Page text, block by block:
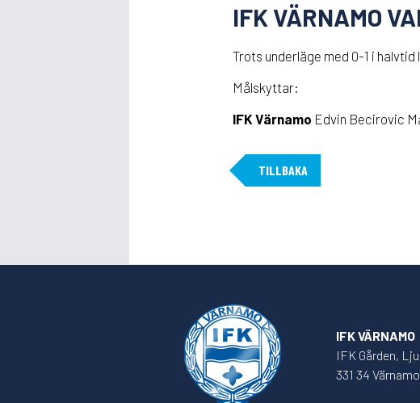
IFK VÄRNAMO
Trots underläge med 0-1 i
Målskyttar:
IFK Värnamo Edvin Becirovic
TILLBAKA
IFK VÄRNAMO
IFK Gården,
331 34 Värnamo